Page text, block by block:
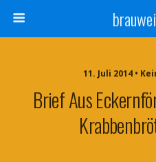
11. Juli 2014 •
Brief Aus